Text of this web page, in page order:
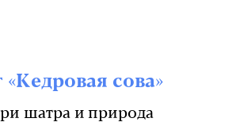
сова»
шатра и природа